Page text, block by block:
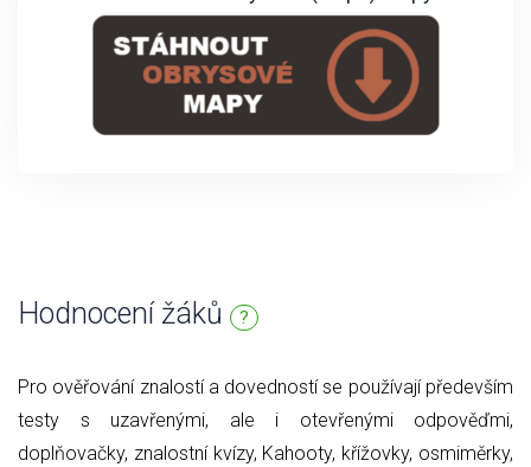
Hodnocení žáků ?
Pro ověřování znalostí a dovedností se používají především
testy s uzavřenými, ale i otevřenými odpověďmi,
doplňovačky, znalostní kvízy, Kahooty, křížovky, osmiměrky,